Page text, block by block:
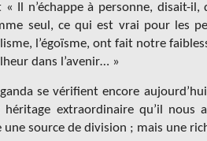
Il n’échappe à personne, disait-il,
seul, ce qui est vrai pour les
l’égoïsme, ont fait notre
dans l’avenir… »
se vérifient encore
extraordinaire qu’il nous
source de division ; mais une